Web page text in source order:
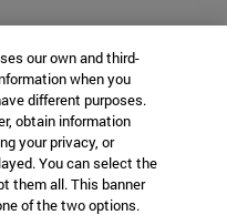
our own and third-
when you
different purposes.
obtain information
your privacy, or
You can select the
them all. This banner
of the two options.